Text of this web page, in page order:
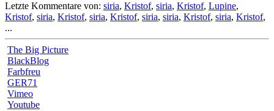
Letzte Kommentare von: siria, Kristof, siria, Kristof, Lupine,
Kristof, siria, Kristof, siria, Kristof, siria, siria, Kristof, siria, Kristof,
...
The Big Picture
BlackBlog
Farbfreu
GER71
Vimeo
Youtube